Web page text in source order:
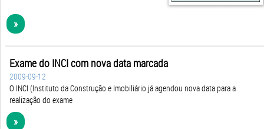
»
Exame do INCI com nova data marcada
2009-09-12
O INCI (Instituto da Construção e Imobiliário já agendou nova data para a
realização do exame
»